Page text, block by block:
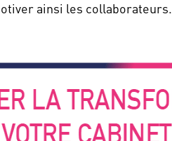
ainsi les collaborateurs.